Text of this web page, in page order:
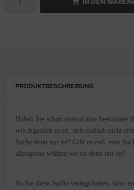
IN DEN
PRODUKTBESCHREIBUNG
Haben Sie schon einmal eine bestimmte
wie ärgerlich es ist, sich einfach nicht
Sache denn nur ist? Gibt es evtl. eine
allzugerne wüßten wo sie denn nur ist?
So Sie diese Sache verlegt haben, bzw.